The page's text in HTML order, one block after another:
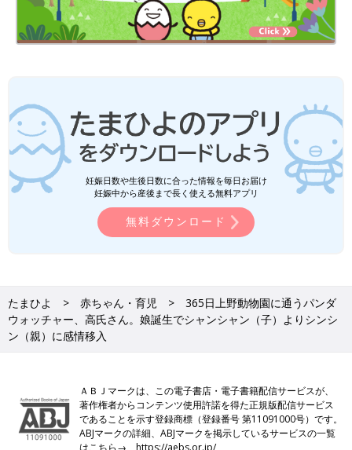
妊娠日数や生後日数に合った情報を毎日お届け
妊娠中から産後まで長く使える無料アプリ
無料ダウンロード
たまひよ 赤ちゃん・育児
365日上野動物園に通うパンダ
ウォッチャー、高氏さん。娘誕生でシャンシャン（子）よりシンシ
ン（親）に感情移入
ＡＢＪマークは、この電子書店・電子書籍配信サービスが、
著作権者からコンテンツ使用許諾を得た正規版配信サービス
であることを示す登録商標（登録番号 第11091000号）です。
ABJマークの詳細、ABJマークを掲示しているサービスの一覧
はこちら→https://aebs.or.jp/